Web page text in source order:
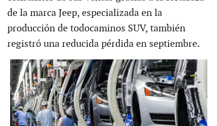
de la marca Jeep, especializada en la
producción de todocaminos SUV, también
registró una reducida pérdida en septiembre.